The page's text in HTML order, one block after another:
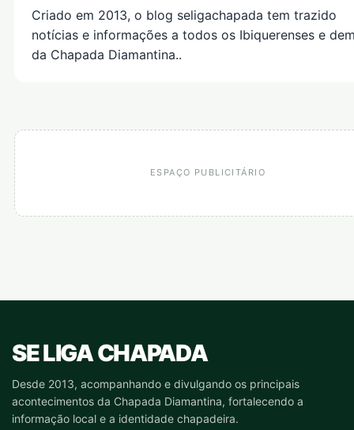
Criado em 2013, o blog seligachapada tem trazido
notícias e informações a todos os Ibiquerenses e
da Chapada Diamantina..
ESPAÇO PUBLICITÁRIO
SE LIGA CHAPADA
Desde 2013, acompanhando e divulgando os principais
acontecimentos da Chapada Diamantina, fortalecendo a
informação local e a identidade chapadeira.